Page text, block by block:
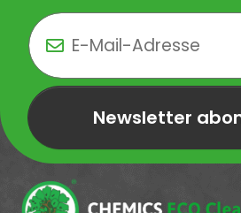
Newsletter
Newsletter Newsletter abonnieren